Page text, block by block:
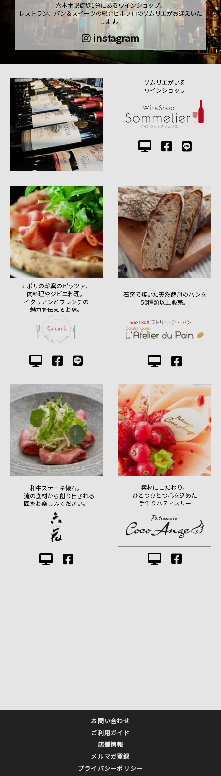
六本木駅徒歩1分にあるワインショップ、
レストラン、パン＆スイーツの総合ビルプロのソムリエがお迎えいた
します。
instagram
ソムリエがいる
ワインショップ
ナポリの薪窯のピッツァ、
肉料理やジビエ料理。
イタリアンとフレンチの
魅力を伝えるお店。
石窯で焼いた天然酵母のパンを
50種類以上販売。
和牛ステーキ懐石。
一流の食材から創り出される
匠をお楽しみください。
素材にこだわり、
ひとつひとつ心を込めた
手作りパティスリー
お問い合わせ
ご利用ガイド
店舗情報
メルマガ登録
プライバシーポリシー